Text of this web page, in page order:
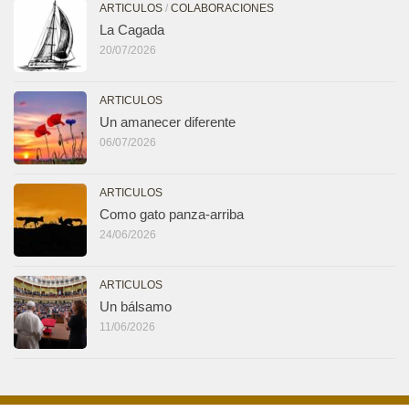
ARTICULOS / COLABORACIONES
La Cagada
20/07/2026
ARTICULOS
Un amanecer diferente
06/07/2026
ARTICULOS
Como gato panza-arriba
24/06/2026
ARTICULOS
Un bálsamo
11/06/2026